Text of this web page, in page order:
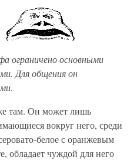
ограничено основными
Для общения он
там. Он может лишь
вокруг него, среди
белое с оранжевым
обладает чуждой для него